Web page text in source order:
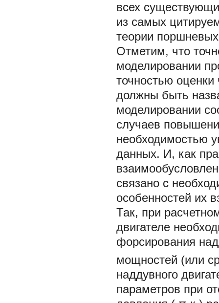
всех
из самых
теории
Отметим, что
моделировании
точностью
должны быть
моделировании
случаев
необходимостью
данных. И, как
связано с
особенностей их
Так, при
двигателе
форсирования
мощностей (или
наддувного
параметров при